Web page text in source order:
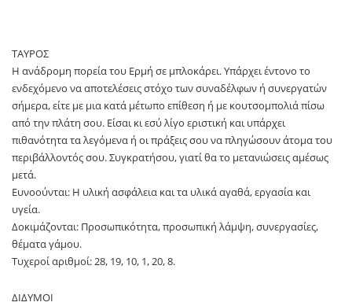
ΤΑΥΡΟΣ
Η ανάδρομη πορεία του Ερμή σε μπλοκάρει. Υπάρχει έντονο το
ενδεχόμενο να αποτελέσεις στόχο των συναδέλφων ή συνεργατών
σήμερα, είτε με μια κατά μέτωπο επίθεση ή με κουτσομπολιά πίσω
από την πλάτη σου. Είσαι κι εσύ λίγο εριστική και υπάρχει
πιθανότητα τα λεγόμενα ή οι πράξεις σου να πληγώσουν άτομα του
περιβάλλοντός σου. Συγκρατήσου, γιατί θα το μετανιώσεις αμέσως
μετά.
Ευνοούνται: Η υλική ασφάλεια και τα υλικά αγαθά, εργασία και
υγεία.
Δοκιμάζονται: Προσωπικότητα, προσωπική λάμψη, συνεργασίες,
θέματα γάμου.
Τυχεροί αριθμοί: 28, 19, 10, 1, 20, 8.
ΔΙΔΥΜΟΙ